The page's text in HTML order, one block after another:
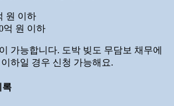
원 이하
억 원 이하
가능합니다. 도박 빚도 무담보 채무에
하일 경우 신청 가능해요.
록